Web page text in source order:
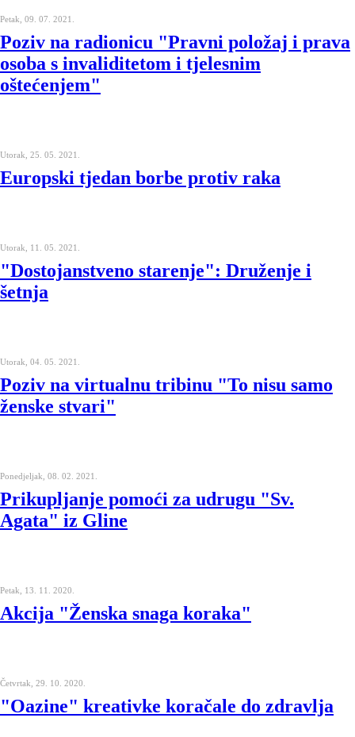
Petak, 09. 07. 2021.
Poziv na radionicu "Pravni položaj i prava
osoba s invaliditetom i tjelesnim
oštećenjem"
Utorak, 25. 05. 2021.
Europski tjedan borbe protiv raka
Utorak, 11. 05. 2021.
"Dostojanstveno starenje": Druženje i
šetnja
Utorak, 04. 05. 2021.
Poziv na virtualnu tribinu "To nisu samo
ženske stvari"
Ponedjeljak, 08. 02. 2021.
Prikupljanje pomoći za udrugu "Sv.
Agata" iz Gline
Petak, 13. 11. 2020.
Akcija "Ženska snaga koraka"
Četvrtak, 29. 10. 2020.
"Oazine" kreativke koračale do zdravlja